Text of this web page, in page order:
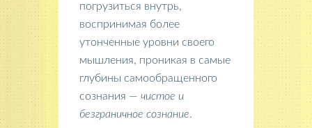
погрузиться внутрь,
воспринимая более
утонченные уровни своего
мышления, проникая в самые
глубины самообращенного
сознания — чистое и
безграничное сознание.